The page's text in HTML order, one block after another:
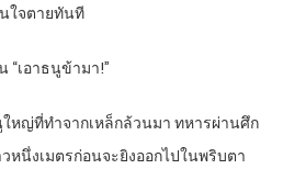
ใจตายทันที
“เอาธนูข้ามา!”
หญ่ที่ทำจากเหล็กล้วนมา ทหารผ่านศึก
หนึ่งเมตรก่อนจะยิงออกไปในพริบตา